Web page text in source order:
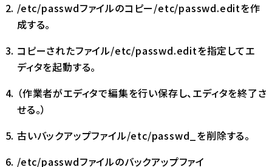
/etc/passwdファイルのコピー/etc/passwd.editを作
成する。
コピーされたファイル/etc/passwd.editを指定してエ
ディタを起動する。
（作業者がエディタで編集を行い保存し、エディタを終了さ
せる。）
古いバックアップファイル/etc/passwd_を削除する。
/etc/passwdファイルのバックアップファイ